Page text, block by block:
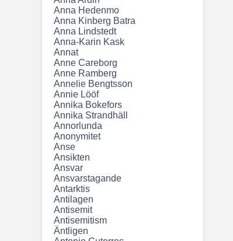
Anna Hedenmo
Anna Kinberg Batra
Anna Lindstedt
Anna-Karin Kask
Annat
Anne Careborg
Anne Ramberg
Annelie Bengtsson
Annie Lööf
Annika Bokefors
Annika Strandhäll
Annorlunda
Anonymitet
Anse
Ansikten
Ansvar
Ansvarstagande
Antarktis
Antilagen
Antisemit
Antisemitism
Äntligen